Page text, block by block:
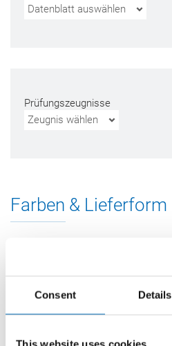
Consent Details
Datenblatt auswählen
Prüfungszeugnisse
Zeugnis wählen
Farben & Lieferform